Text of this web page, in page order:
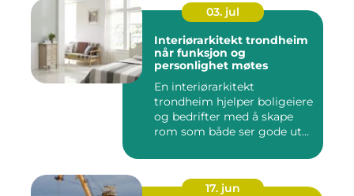
03. jul
Interiørarkitekt trondheim
når funksjon og
personlighet møtes
En interiørarkitekt
trondheim hjelper boligeiere
og bedrifter med å skape
rom som både ser gode ut
17. jun